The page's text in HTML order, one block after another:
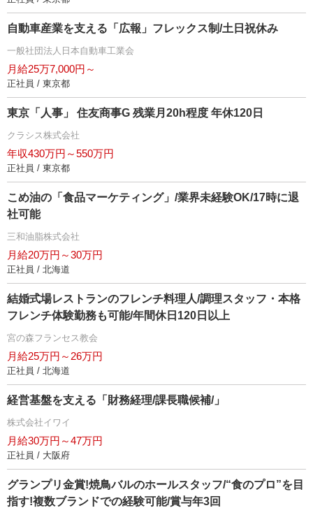
自動車産業を支える「広報」フレックス制/土日祝休み
一般社団法人日本自動車工業会
月給25万7,000円～
正社員 / 東京都
東京「人事」 住友商事G 残業月20h程度 年休120日
クラシス株式会社
年収430万円～550万円
正社員 / 東京都
こめ油の「食品マーケティング」/業界未経験OK/17時に退
社可能
三和油脂株式会社
月給20万円～30万円
正社員 / 北海道
結婚式場レストランのフレンチ料理人/調理スタッフ・本格
フレンチ体験勤務も可能/年間休日120日以上
宮の森フランセス教会
月給25万円～26万円
正社員 / 北海道
経営基盤を支える「財務経理/課長職候補/」
株式会社イワイ
月給30万円～47万円
正社員 / 大阪府
グランプリ金賞!焼鳥バルのホールスタッフ/“食のプロ”を目
指す!複数ブランドでの経験可能/賞与年3回